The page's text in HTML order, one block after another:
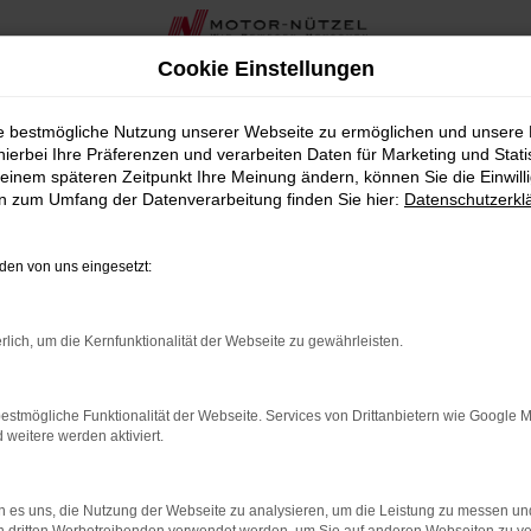
Kissingen bei Motor-Nützel
suchen, der sowohl durch Stil als auch durch Leistung
in der Nähe von Bad Kissingen bieten wir Ihnen eine
Komfort und beeindruckende Fahrdynamik in einem
Elroq Neuwagen wird durch eine umfassende und
wir Ihnen in der Nähe von Bad Kissingen auch
Nützel erhalten Sie alles aus einer Hand.
Škoda die ideale Wahl für Bad Kissingen ist. Lassen
Cookie Einstellungen
bestmögliche Nutzung unserer Webseite zu ermöglichen und unsere
Ihre Präferenzen und verarbeiten Daten für Marketing und
späteren Zeitpunkt Ihre Meinung ändern, können Sie die
zum Umfang der Datenverarbeitung finden Sie hier:
von uns eingesetzt:
um die Kernfunktionalität der Webseite zu gewährleisten.
Funktionalität der Webseite. Services von Drittanbietern wie Google
weitere werden aktiviert.
es uns, die Nutzung der Webseite zu analysieren, um die Leistung zu messen